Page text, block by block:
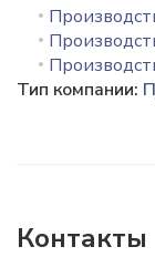
Тип компании:
Контакты